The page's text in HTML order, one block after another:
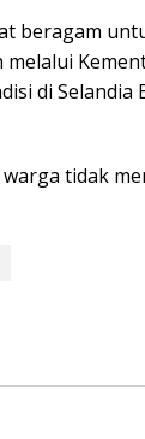
beragam
melalui
di
tidak